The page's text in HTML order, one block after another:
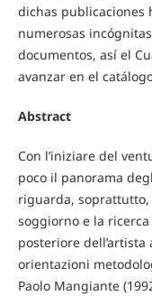
dichas publicaciones
numerosas
documentos, así el
avanzar en el
Abstract
Con l’iniziare del
poco il panorama
riguarda,
soggiorno e la
posteriore
orientazioni
Paolo Mangiante